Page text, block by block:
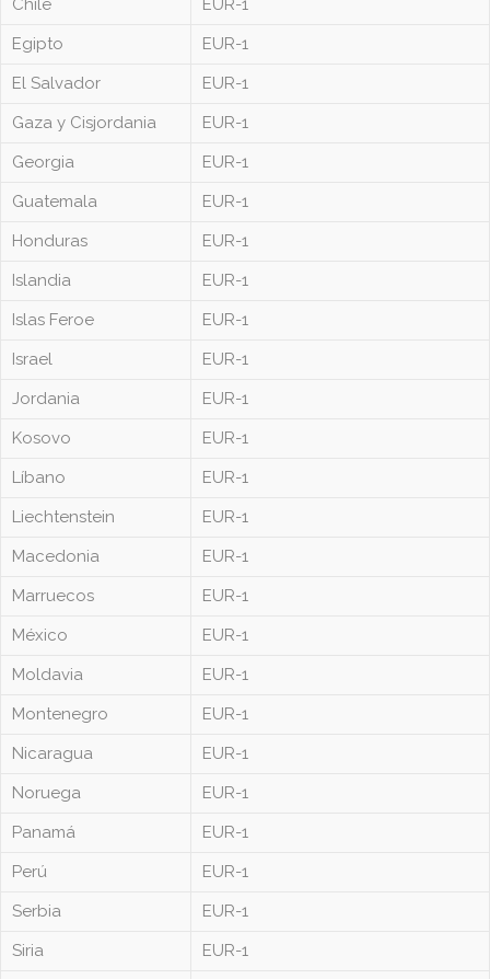
Chile
EUR-1
Egipto
EUR-1
El Salvador
EUR-1
Gaza y Cisjordania
EUR-1
Georgia
EUR-1
Guatemala
EUR-1
Honduras
EUR-1
Islandia
EUR-1
Islas Feroe
EUR-1
Israel
EUR-1
Jordania
EUR-1
Kosovo
EUR-1
Líbano
EUR-1
Liechtenstein
EUR-1
Macedonia
EUR-1
Marruecos
EUR-1
México
EUR-1
Moldavia
EUR-1
Montenegro
EUR-1
Nicaragua
EUR-1
Noruega
EUR-1
Panamá
EUR-1
Perú
EUR-1
Serbia
EUR-1
Siria
EUR-1